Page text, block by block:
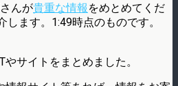
んが貴重な情報 をめとめてくだ
ます。1:49時点のものです。
サイトをまとめました。